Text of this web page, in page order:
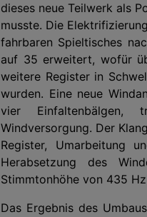
dieses neue Teilwerk als
musste. Die
fahrbaren Spieltisches
auf 35 erweitert, wofür
weitere Register in
wurden. Eine neue
vier
Windversorgung. Der
Register, Umarbeitung
Herabsetzung des
Stimmtonhöhe von 435
Das Ergebnis des